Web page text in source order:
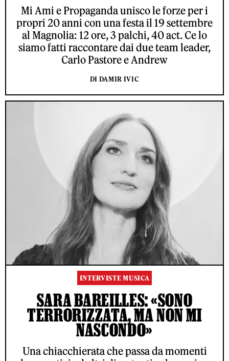
Mi Ami e Propaganda unisco le forze per i
propri 20 anni con una festa il 19 settembre
al Magnolia: 12 ore, 3 palchi, 40 act. Ce lo
siamo fatti raccontare dai due team leader,
Carlo Pastore e Andrew
DI DAMIR IVIC
INTERVISTE MUSICA
SARA BAREILLES: «SONO
TERRORIZZATA, MA NON MI
NASCONDO»
Una chiacchierata che passa da momenti